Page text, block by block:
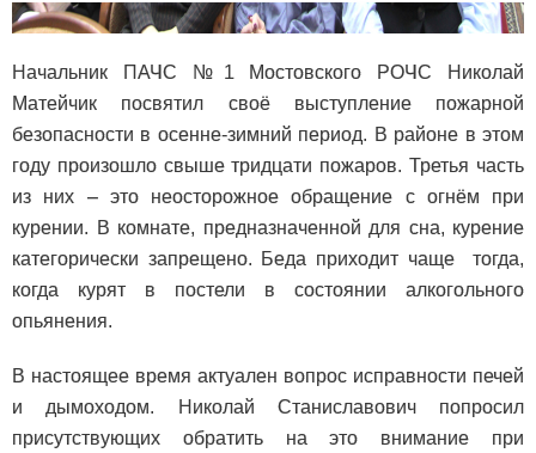
Начальник ПАЧС №1 Мостовского РОЧС Николай
Матейчик посвятил своё выступление пожарной
безопасности в осенне-зимний период. В районе в этом
году произошло свыше тридцати пожаров. Третья часть
из них – это неосторожное обращение с огнём при
курении. В комнате, предназначенной для сна, курение
категорически запрещено. Беда приходит чаще тогда,
когда курят в постели в состоянии алкогольного
опьянения.
В настоящее время актуален вопрос исправности печей
и дымоходом. Николай Станиславович попросил
присутствующих обратить на это внимание при